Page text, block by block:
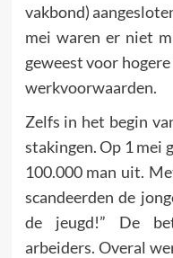
vakbond)
mei waren er niet
geweest voor
werkvoorwaarden.
Zelfs in het begin
stakingen. Op 1 mei
100.000 man uit.
scandeerden de
de jeugd!” De
arbeiders. Overal